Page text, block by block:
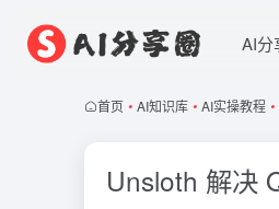
AI分
首页 • AI知识库 • AI实操教程 •
Unsloth 解决